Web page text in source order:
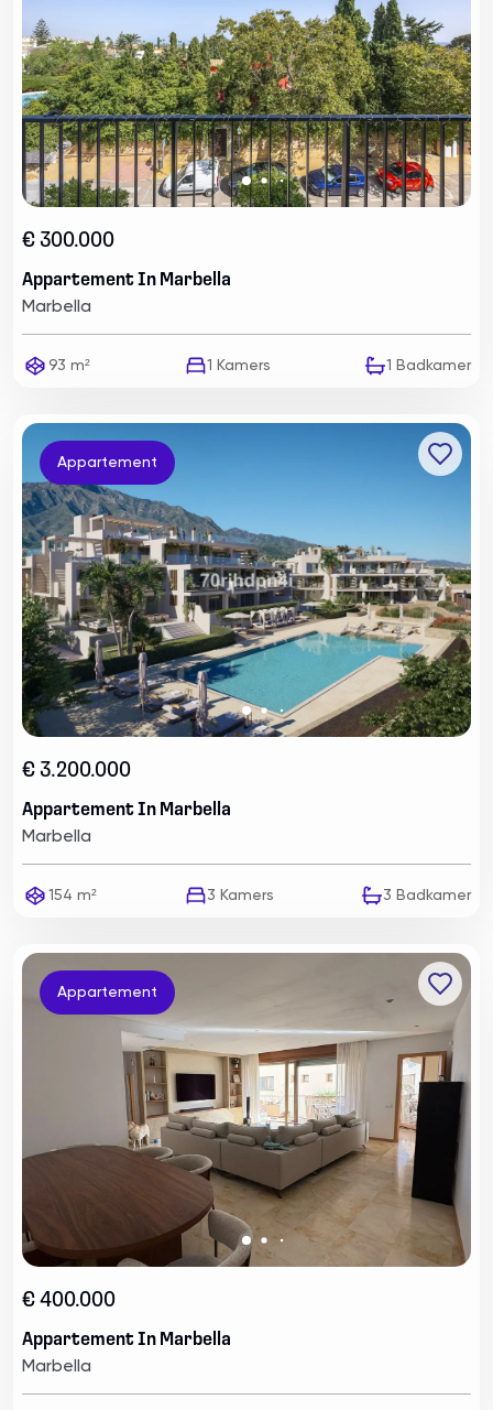
€ 300.000
Appartement In Marbella
Marbella
93 m² 1 Kamers 1 Badkamer
Appartement
€ 3.200.000
Appartement In Marbella
Marbella
154 m² 3 Kamers 3 Badkamer
Appartement
€ 400.000
Appartement In Marbella
Marbella